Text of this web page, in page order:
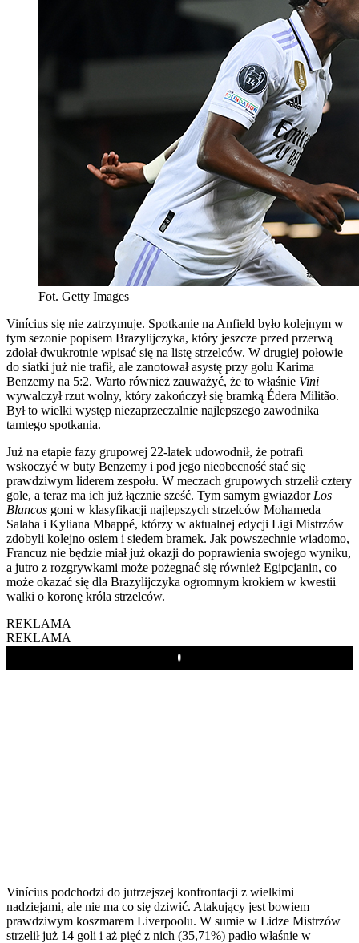
Fot. Getty Images
Vinícius się nie zatrzymuje. Spotkanie na Anfield było kolejnym w
tym sezonie popisem Brazylijczyka, który jeszcze przed przerwą
zdołał dwukrotnie wpisać się na listę strzelców. W drugiej połowie
do siatki już nie trafił, ale zanotował asystę przy golu Karima
Benzemy na 5:2. Warto również zauważyć, że to właśnie Vini
wywalczył rzut wolny, który zakończył się bramką Édera Militão.
Był to wielki występ niezaprzeczalnie najlepszego zawodnika
tamtego spotkania.
Już na etapie fazy grupowej 22-latek udowodnił, że potrafi
wskoczyć w buty Benzemy i pod jego nieobecność stać się
prawdziwym liderem zespołu. W meczach grupowych strzelił cztery
gole, a teraz ma ich już łącznie sześć. Tym samym gwiazdor Los
Blancos goni w klasyfikacji najlepszych strzelców Mohameda
Salaha i Kyliana Mbappé, którzy w aktualnej edycji Ligi Mistrzów
zdobyli kolejno osiem i siedem bramek. Jak powszechnie wiadomo,
Francuz nie będzie miał już okazji do poprawienia swojego wyniku,
a jutro z rozgrywkami może pożegnać się również Egipcjanin, co
może okazać się dla Brazylijczyka ogromnym krokiem w kwestii
walki o koronę króla strzelców.
REKLAMA
REKLAMA
Play
Vinícius podchodzi do jutrzejszej konfrontacji z wielkimi
nadziejami, ale nie ma co się dziwić. Atakujący jest bowiem
prawdziwym koszmarem Liverpoolu. W sumie w Lidze Mistrzów
strzelił już 14 goli i aż pięć z nich (35,71%) padło właśnie w